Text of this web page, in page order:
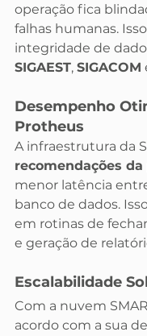
operação fica
falhas humanas.
integridade de
SIGAEST, SIGACOM
Desempenho
Protheus
A infraestrutura da
recomendações da
menor latência
banco de dados.
em rotinas de
e geração de
Escalabilidade
Com a nuvem
acordo com a sua